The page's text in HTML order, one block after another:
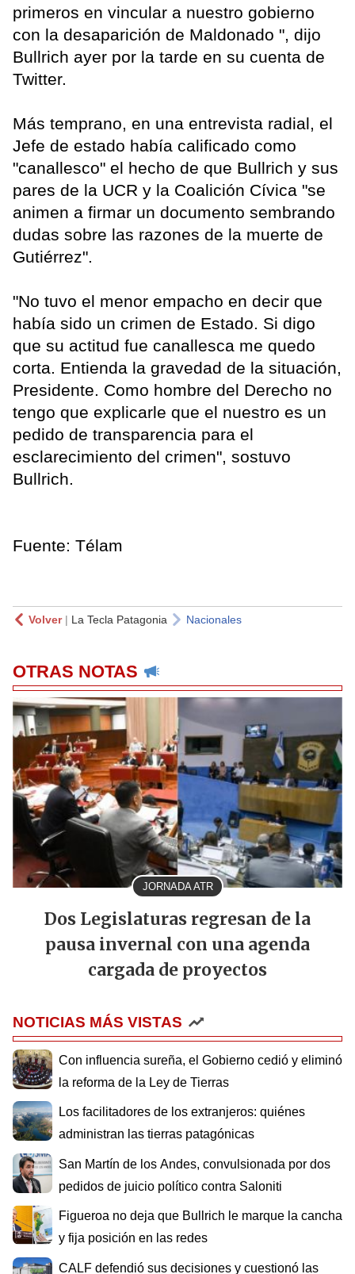
primeros en vincular a nuestro gobierno
con la desaparición de Maldonado ", dijo
Bullrich ayer por la tarde en su cuenta de
Twitter.
Más temprano, en una entrevista radial, el
Jefe de estado había calificado como
"canallesco" el hecho de que Bullrich y sus
pares de la UCR y la Coalición Cívica "se
animen a firmar un documento sembrando
dudas sobre las razones de la muerte de
Gutiérrez".
"No tuvo el menor empacho en decir que
había sido un crimen de Estado. Si digo
que su actitud fue canallesca me quedo
corta. Entienda la gravedad de la situación,
Presidente. Como hombre del Derecho no
tengo que explicarle que el nuestro es un
pedido de transparencia para el
esclarecimiento del crimen", sostuvo
Bullrich.
Fuente: Télam
Volver| La Tecla Patagonia Nacionales
OTRAS NOTAS
JORNADA ATR
Dos Legislaturas regresan de la
pausa invernal con una agenda
cargada de proyectos
NOTICIAS MÁS VISTAS
Con influencia sureña, el Gobierno cedió y eliminó
la reforma de la Ley de Tierras
Los facilitadores de los extranjeros: quiénes
administran las tierras patagónicas
San Martín de los Andes, convulsionada por dos
pedidos de juicio político contra Saloniti
Figueroa no deja que Bullrich le marque la cancha
y fija posición en las redes
CALF defendió sus decisiones y cuestionó las